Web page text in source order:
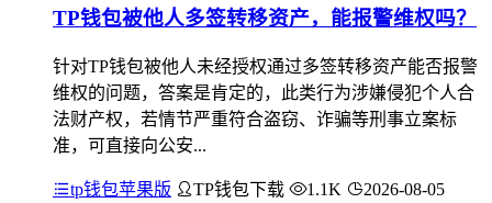
TP钱包被他人多签转移资产，能报警维权吗？
针对TP钱包被他人未经授权通过多签转移资产能否报警
维权的问题，答案是肯定的，此类行为涉嫌侵犯个人合
法财产权，若情节严重符合盗窃、诈骗等刑事立案标
准，可直接向公安...
tp钱包苹果版 TP钱包下载 1.1K 2026-08-05